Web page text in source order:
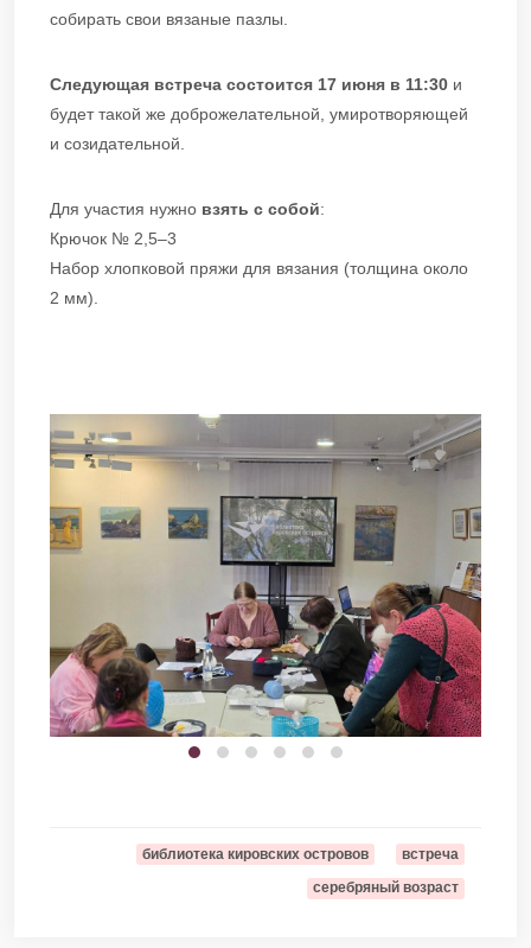
собирать свои вязаные пазлы.
Следующая встреча состоится 17 июня в 11:30 и
будет такой же доброжелательной, умиротворяющей
и созидательной.
Для участия нужно взять с собой:
Крючок № 2,5–3
Набор хлопковой пряжи для вязания (толщина около
2 мм).
библиотека кировских островов встреча
серебряный возраст